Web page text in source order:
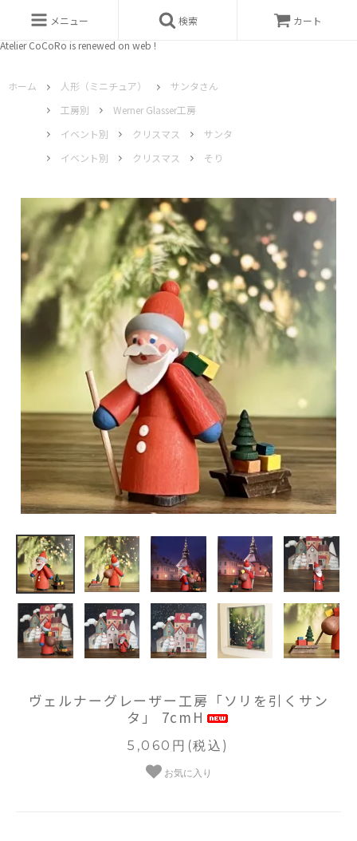
Atelier CoCoRo is renewed on web !
メニュー 検索 カート
ホーム 人形（ミニチュア）
サンタさん
工房別
Werner Glasser工房
イベント別
クリスマス
サンタ
イベント別
クリスマス そり
ヴェルナーグレーザー工房「ソリを引くサン
タ」 7cmH
5,060円(税込)
お気に入り